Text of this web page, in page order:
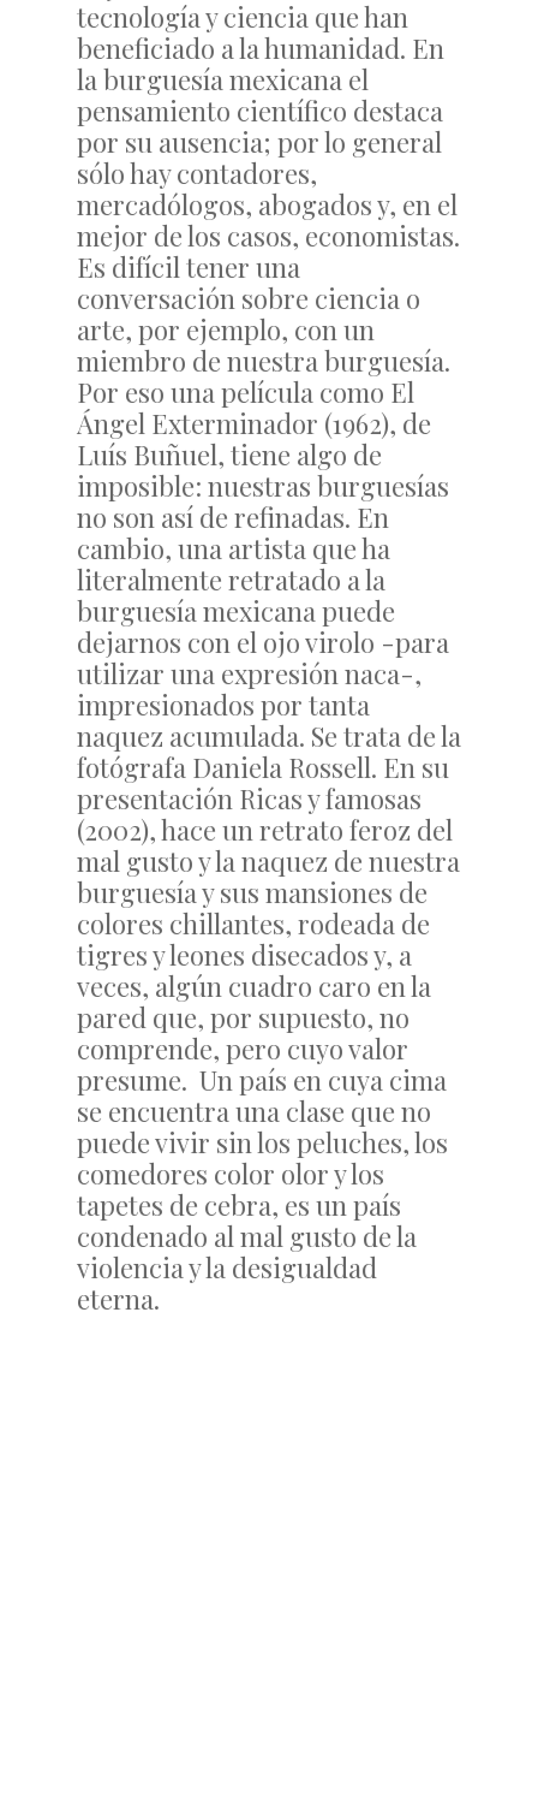
tecnología y ciencia que han
beneficiado a la humanidad. En
la burguesía mexicana el
pensamiento científico destaca
por su ausencia; por lo general
sólo hay contadores,
mercadólogos, abogados y, en el
mejor de los casos, economistas.
Es difícil tener una
conversación sobre ciencia o
arte, por ejemplo, con un
miembro de nuestra burguesía.
Por eso una película como El
Ángel Exterminador (1962), de
Luís Buñuel, tiene algo de
imposible: nuestras burguesías
no son así de refinadas. En
cambio, una artista que ha
literalmente retratado a la
burguesía mexicana puede
dejarnos con el ojo virolo -para
utilizar una expresión naca-,
impresionados por tanta
naquez acumulada. Se trata de la
fotógrafa Daniela Rossell. En su
presentación Ricas y famosas
(2002), hace un retrato feroz del
mal gusto y la naquez de nuestra
burguesía y sus mansiones de
colores chillantes, rodeada de
tigres y leones disecados y, a
veces, algún cuadro caro en la
pared que, por supuesto, no
comprende, pero cuyo valor
presume. Un país en cuya cima
se encuentra una clase que no
puede vivir sin los peluches, los
comedores color olor y los
tapetes de cebra, es un país
condenado al mal gusto de la
violencia y la desigualdad
eterna.